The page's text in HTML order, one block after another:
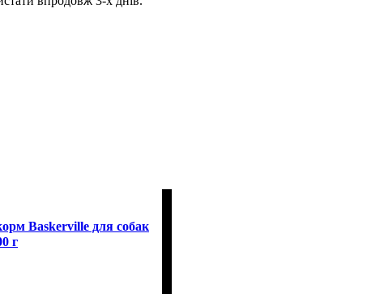
Baskerville для собак
г